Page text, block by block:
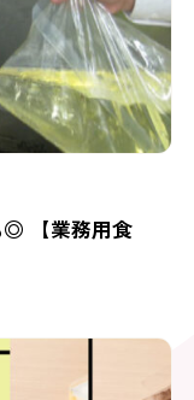
◎ 【業務用食